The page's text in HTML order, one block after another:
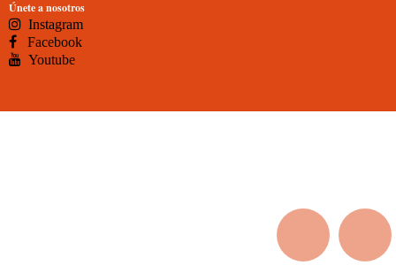
Únete a nosotros
Instagram
Facebook
Youtube